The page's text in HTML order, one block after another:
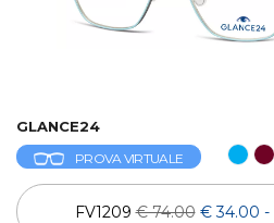
GLANCE24
PROVA VIRTUALE
FV1209€ 74.00 € 34.00 -